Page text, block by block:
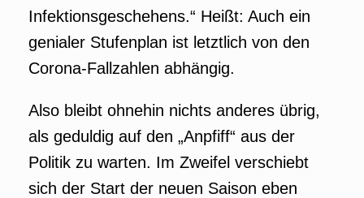
Infektionsgeschehens.“ Heißt: Auch ein
genialer Stufenplan ist letztlich von den
Corona-Fallzahlen abhängig.
Also bleibt ohnehin nichts anderes übrig,
als geduldig auf den „Anpfiff“ aus der
Politik zu warten. Im Zweifel verschiebt
sich der Start der neuen Saison eben